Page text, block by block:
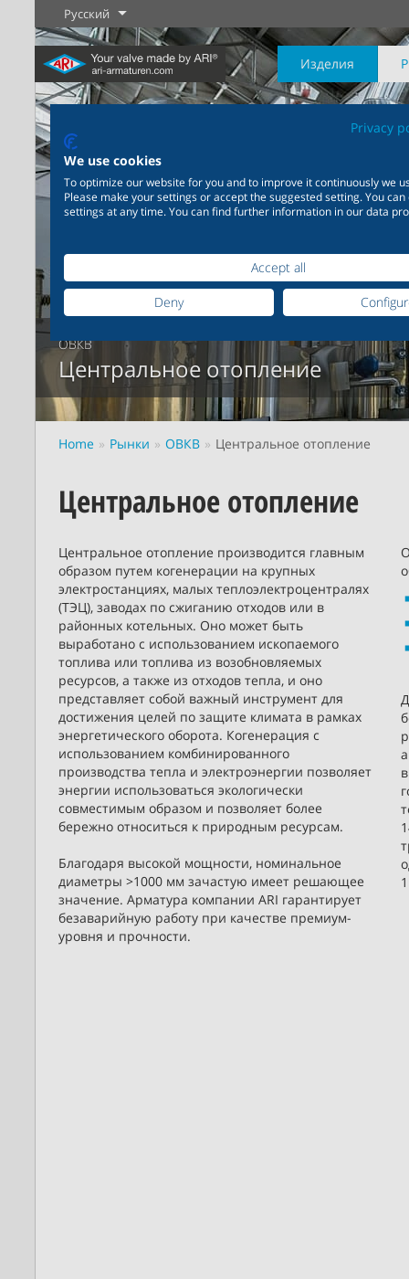
Русский
Изделия
Новые изделия
Подробнее
Регулировка
Подробнее Подробнее
Промышленность
промышленности
Подробнее
Химическая
200 000 вариантов для
химической продукции
Подробнее
ОВКВ
Центральное отопление
Home Рынки ОВКВ Центральное отопление
Центральное отопление
Центральное отопление производится главным
образом путем когенерации на крупных
электростанциях, малых теплоэлектроцентралях
(ТЭЦ), заводах по сжиганию отходов или в
районных котельных. Оно может быть
выработано с использованием ископаемого
топлива или топлива из возобновляемых
ресурсов, а также из отходов тепла, и оно
представляет собой важный инструмент для
достижения целей по защите климата в рамках
энергетического оборота. Когенерация с
использованием комбинированного
производства тепла и электроэнергии позволяет
энергии использоваться экологически
совместимым образом и позволяет более
бережно относиться к природным ресурсам.
Благодаря высокой мощности, номинальное
диаметры >1000 мм зачастую имеет решающее
значение. Арматура компании ARI гарантирует
безаварийную работу при качестве премиум-
уровня и прочности.
Privacy
We use cookies
To optimize our website for you and to improve it continuously we
Please make your settings or accept the suggested setting. You
settings at any time. You can find further information in our data
Accept all
Deny